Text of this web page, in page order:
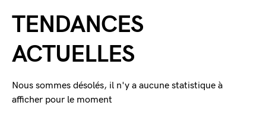
TENDANCES
ACTUELLES
Nous sommes désolés, il n'y a aucune statistique à
afficher pour le moment